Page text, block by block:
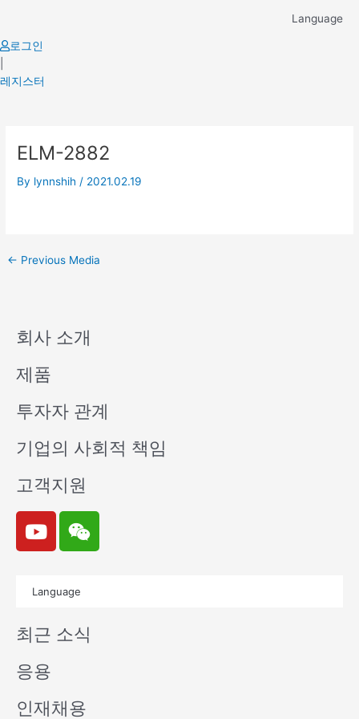
content
Language
로그인
레지스터
ELM-2882
By lynnshih / 2021.02.19
navigation
← Previous Media
회사 소개
제품
투자자 관계
기업의 사회적 책임
고객지원
Y
o
u
e
W
e
i
n
Language
최근 소식
응용
인재채용